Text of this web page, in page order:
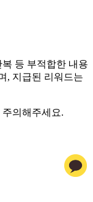
등 부적합한 내용
, 지급된 리워드는
의해주세요.